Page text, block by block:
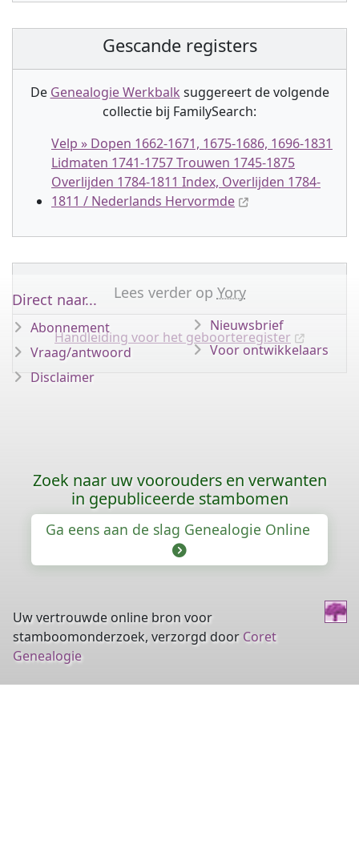
Gescande registers
De Genealogie Werkbalk suggereert de volgende
collectie bij FamilySearch:
Velp » Dopen 1662-1671, 1675-1686, 1696-1831
Lidmaten 1741-1757 Trouwen 1745-1875
Overlijden 1784-1811 Index, Overlijden 1784-
1811 / Nederlands Hervormde
Lees verder op Yory
Handleiding voor het geboorteregister
Direct naar...
Abonnement
Vraag/antwoord
Disclaimer
Nieuwsbrief
Voor ontwikkelaars
Zoek naar uw voorouders en verwanten
in gepubliceerde stambomen
Ga eens aan de slag Genealogie Online
Uw vertrouwde online bron voor
stamboomonderzoek, verzorgd door Coret
Genealogie